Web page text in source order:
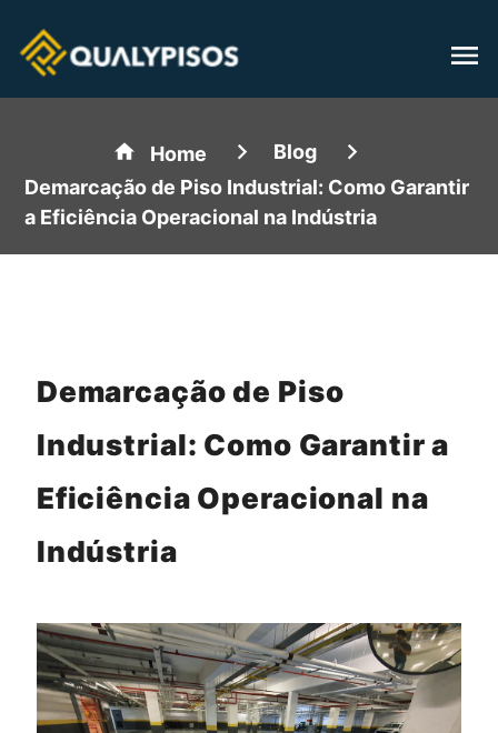
Home
Blog
Demarcação de Piso Industrial: Como Garantir
a Eficiência Operacional na Indústria
Demarcação de Piso
Industrial: Como Garantir a
Eficiência Operacional na
Indústria